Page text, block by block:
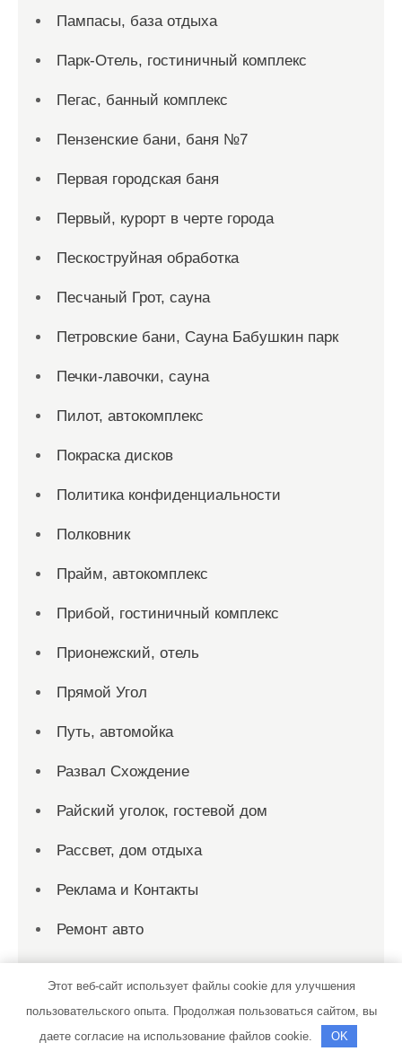
Пампасы, база отдыха
Парк-Отель, гостиничный комплекс
Пегас, банный комплекс
Пензенские бани, баня №7
Первая городская баня
Первый, курорт в черте города
Пескоструйная обработка
Песчаный Грот, сауна
Петровские бани, Сауна Бабушкин парк
Печки-лавочки, сауна
Пилот, автокомплекс
Покраска дисков
Политика конфиденциальности
Полковник
Прайм, автокомплекс
Прибой, гостиничный комплекс
Прионежский, отель
Прямой Угол
Путь, автомойка
Развал Схождение
Райский уголок, гостевой дом
Рассвет, дом отдыха
Реклама и Контакты
Ремонт авто
Ремонт Выхлопных Систем
Русалка, гостиничный комплекс
Этот веб-сайт использует файлы cookie для улучшения
пользовательского опыта. Продолжая пользоваться сайтом, вы
даете согласие на использование файлов cookie.
OK